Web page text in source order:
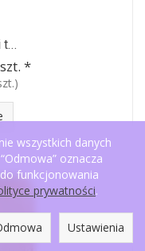
t...
*
)
wszystkich danych
oznacza
funkcjonowania
prywatności.
Ustawienia